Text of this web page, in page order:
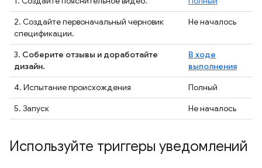
2. Создайте первоначальный черновик
спецификации.
Не началось
3. Соберите отзывы и доработайте
дизайн.
В ходе
выполнения
4. Испытание происхождения
Полный
5. Запуск
Не началось
Используйте триггеры уведомлений